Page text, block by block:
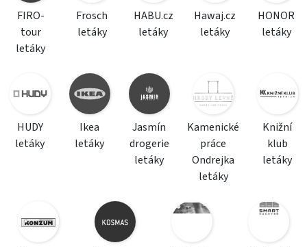
FIRO-
tour
letáky
Frosch
letáky
HABU.cz
letáky
Hawaj.cz
letáky
HONOR
letáky
HUDY
letáky
Ikea
letáky
Jasmín
drogerie
letáky
Kamenické
práce
Ondrejka
letáky
Knižní
klub
letáky